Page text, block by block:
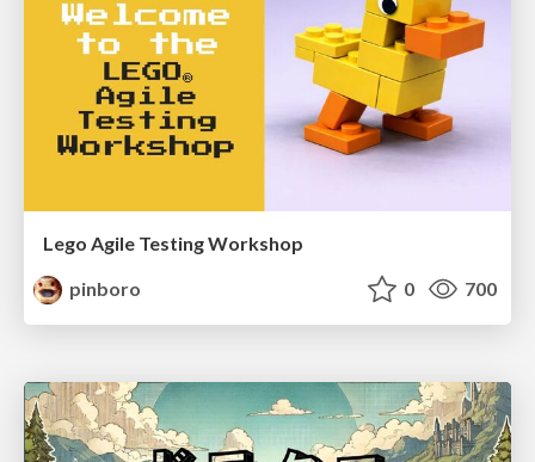
Lego Agile Testing Workshop
pinboro
0 700